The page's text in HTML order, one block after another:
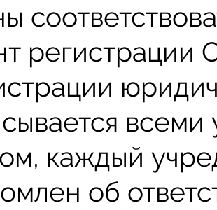
регистрации
каждый
об